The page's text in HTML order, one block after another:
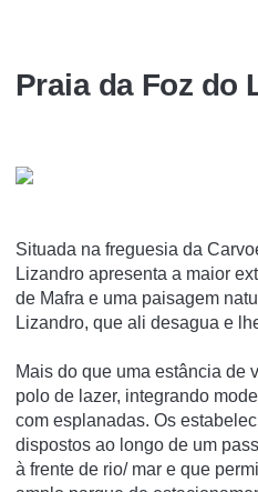
Praia da Foz do
Situada na freguesia da
Lizandro apresenta a maior
de Mafra e uma paisagem
Lizandro, que ali desagua e
Mais do que uma estância de
polo de lazer, integrando
com esplanadas. Os
dispostos ao longo de um
à frente de rio/ mar e que